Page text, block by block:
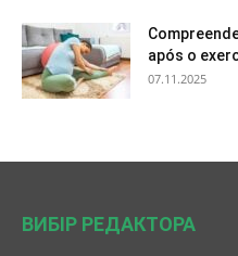
após o
07.11.2025
ВИБІР РЕДАКТОРА